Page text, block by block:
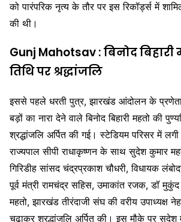
को पारंपरिक नृत्य के तौर पर इस रिकॉर्ड्स में
की थी।
Gunj Mahotsav : बिनोद
तिथि पर श्रद्धांजलि
इससे पहले धरती पुत्र, झारखंड आंदोलन के
बड़ों का नारा देने वाले बिनोद बिहारी महतो की
श्रद्धांजलि अर्पित की गई। स्टेडियम परिसर में
राज्यपाल सीपी राधाकृष्णन के साथ सुदेश कुमार
गिरिडीह सांसद चंद्रप्रकाश चौधरी, विधायक
पूर्व मंत्री रामचंद्र सहिस, उमाकांत रजक, डॉ
महतो, झारखंड तीरंदाजी संघ की वरीय उपाध्यक्ष
चढ़ाकर श्रद्धांजलि अर्पित की। इस मौके पर सुदेश